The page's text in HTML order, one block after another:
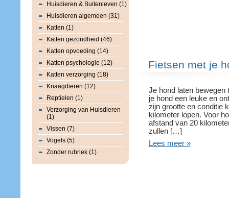
Huisdieren & Buitenleven (1)
Huisdieren algemeen (31)
Katten (1)
Katten gezondheid (46)
Katten opvoeding (14)
Katten psychologie (12)
Katten verzorging (18)
Knaagdieren (12)
Reptielen (1)
Verzorging van Huisdieren
(1)
Vissen (7)
Vogels (5)
Zonder rubriek (1)
Fietsen met je
Je hond laten bewegen
je hond een leuke en
zijn grootte en conditie
kilometer lopen. Voor
afstand van 20
zullen […]
Lees meer »